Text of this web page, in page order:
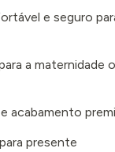
e seguro
a maternidade
acabamento
presente